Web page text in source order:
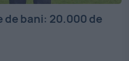
de bani: 20.000 de